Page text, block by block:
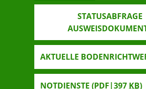
STATUSABFRAGE
AKTUELLE
NOTDIENSTE (PDF|397 KB)